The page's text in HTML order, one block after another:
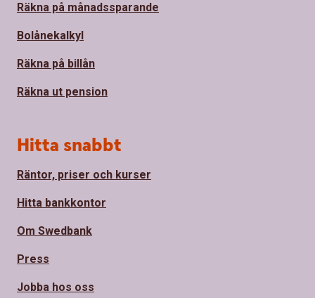
Räkna på månadssparande
Bolånekalkyl
Räkna på billån
Räkna ut pension
Hitta snabbt
Räntor, priser och kurser
Hitta bankkontor
Om Swedbank
Press
Jobba hos oss